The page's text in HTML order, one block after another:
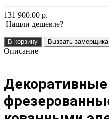
131 900.00 р.
Нашли дешевле?
В корзину Вызвать замерщика
Описание
Декоративные